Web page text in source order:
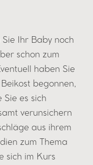
Ihr Baby noch
schon zum
haben Sie
begonnen,
Sie es sich
verunsichern
aus ihrem
zum Thema
sich im Kurs